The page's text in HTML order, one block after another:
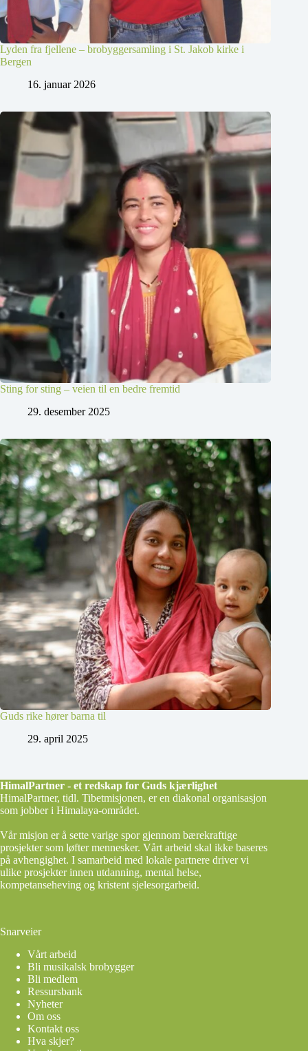
Lyden fra fjellene – brobyggersamling i St. Jakob kirke i
Bergen
16. januar 2026
Sting for sting – veien til en bedre fremtid
29. desember 2025
Guds rike hører barna til
29. april 2025
HimalPartner - et redskap for Guds kjærlighet
HimalPartner, tidl. Tibetmisjonen, er en diakonal organisasjon
som jobber i Himalaya-området.
Vår misjon er å sette varige spor gjennom bærekraftige
prosjekter som løfter mennesker. Vårt arbeid skal ikke baseres
på avhengighet. I samarbeid med lokale partnere driver vi
ulike prosjekter innen utdanning, mental helse,
kompetanseheving og kristent sjelesorgarbeid.
Snarveier
Vårt arbeid
Bli musikalsk brobygger
Bli medlem
Ressursbank
Nyheter
Om oss
Kontakt oss
Hva skjer?